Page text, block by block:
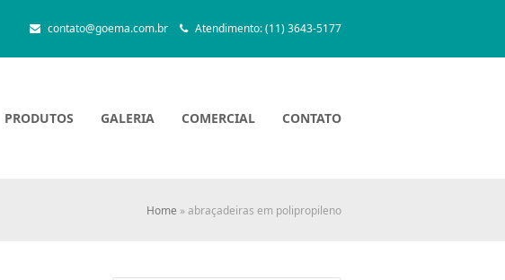
contato@goema.com.br Atendimento: (11) 3643-5177
PRODUTOS GALERIA COMERCIAL CONTATO
Home »abraçadeiras em polipropileno